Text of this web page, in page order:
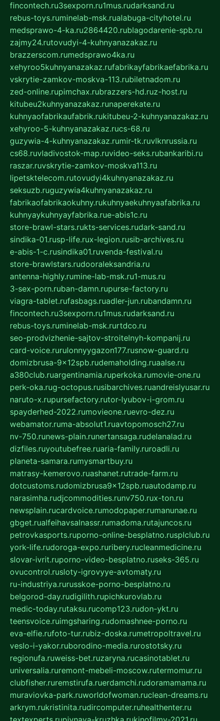
fincontech.ru3sexporn.ru1mus.rudarksand.ru
rebus-toys.ruminelab-msk.rualabuga-cityhotel.ru
medsprawo-4-ka.ru2864420.rublagodarenie-spb.ru
zajmy24.rutovudyi-4-kuhnyanazakaz.ru
brazzerscom.rumedsprawo4ka.ru
xehyroo5kuhnyanazakaz.rufabrikayfabrikaefabrika.ru
vskrytie-zamkov-moskva-113.rubiletnadom.ru
zed-online.rupimchax.rubrazzers-hd.ruz-host.ru
kitubeu2kuhnyanazakaz.runaperekate.ru
kuhnyaofabrikaufabrik.rukitubeu-2-kuhnyanazakaz.ru
xehyroo-5-kuhnyanazakaz.rucs-68.ru
guzywia-4-kuhnyanazakaz.rumir-tk.ruvlknrussia.ru
cs68.ruvladivostok-map.ruvideo-seks.rubankaribi.ru
raszar.ruvskrytie-zamkov-moskva113.ru
lipetsktelecom.rutovudyi4kuhnyanazakaz.ru
seksuzb.ruguzywia4kuhnyanazakaz.ru
fabrikaofabrikaokuhny.rukuhnyaekuhnyaafabrika.ru
kuhnyaykuhnyayfabrika.rue-abis1c.ru
store-brawl-stars.rukts-services.rudark-sand.ru
sindika-01.rusp-life.rux-legion.rusib-archives.ru
e-abis-1-c.rusindika01.ruvenda-festival.ru
store-brawlstars.rudooraleksandria.ru
antenna-highly.rumine-lab-msk.ru1-mus.ru
3-sex-porn.ruban-damn.rupurse-factory.ru
viagra-tablet.rufasbags.ruadler-jun.rubandamn.ru
fincontech.ru3sexporn.ru1mus.rudarksand.ru
rebus-toys.ruminelab-msk.rurtdco.ru
seo-prodvizhenie-sajtov-stroitelnyh-kompanij.ru
card-voice.rurulonnyygazon177.rusnow-guard.ru
domizbrusa-9x12spb.rudemaholding.ruaalse.ru
a380club.ruargentinamia.ruperkoka.rumovie-one.ru
perk-oka.rug-octopus.rusibarchives.ruandreislyusar.ru
naruto-x.rupursefactory.rutor-lyubov-i-grom.ru
spayderhed-2022.rumovieone.ruevro-dez.ru
webamator.ruma-absolut1.ruavtopomosch27.ru
nv-750.runews-plain.runertansaga.rudelanalad.ru
dizfiles.ruyoutubefree.ruaria-family.ruroadli.ru
planeta-samara.rumysmartbuy.ru
matrasy-kemerovo.ruashanet.rutrade-farm.ru
dotcustoms.rudomizbrusa9x12spb.ruautodamp.ru
narasimha.rudjcommodities.runv750.rux-ton.ru
newsplain.rucardvoice.rumodopaper.rumanunae.ru
gbget.rualfeihavsalnassr.rumadoma.rutajuncos.ru
petrovkasports.ruporno-online-besplatno.rusplclub.ru
york-life.rudoroga-expo.ruribery.rucleanmedicine.ru
slovar-ivrit.ruporno-video-besplatno.ruseks-365.ru
ovucontrol.rusloty-igrovyye-avtomaty.ru
ru-industriya.rurusskoe-porno-besplatno.ru
belgorod-day.rudigilith.rupichkurovlab.ru
medic-today.rutaksu.rucomp123.rudon-ykt.ru
teensvoice.ruimgsharing.rudomashnee-porno.ru
eva-elfie.rufoto-tur.rubiz-doska.rumetropoltravel.ru
veslo-i-yakor.ruborodino-media.rurostotsky.ru
regionufa.ruweiss-bet.ruzaryna.rucasinotablet.ru
universalia.ruremont-mebeli-moscow.rutermomur.ru
clubfisher.ruremstirufa.ruerdamchi.rudoramamama.ru
muraviovka-park.ruworldofwoman.ruclean-dreams.ru
arkrym.rukristinita.rudircomputer.ruhealthenter.ru